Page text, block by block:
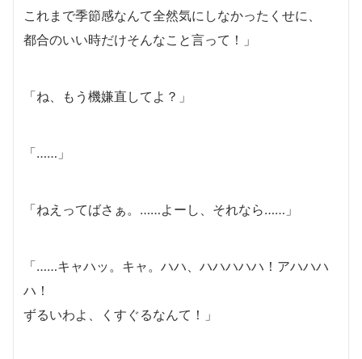
これまで季節感なんて全然気にしなかったくせに、
都合のいい時だけそんなこと言って！」
「ね、もう機嫌直してよ？」
「……」
「ねえってばさぁ。……よーし、それなら……」
「……キャハッ。キャ。ハハ、ハハハハハ！アハハハ
ハ！
ずるいわよ、くすぐるなんて！」